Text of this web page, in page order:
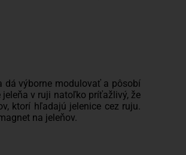
dá výborne modulovať a pôsobí
v ruji natoľko príťažlivý, že
ktorí hľadajú jelenice cez ruju.
na jeleňov.